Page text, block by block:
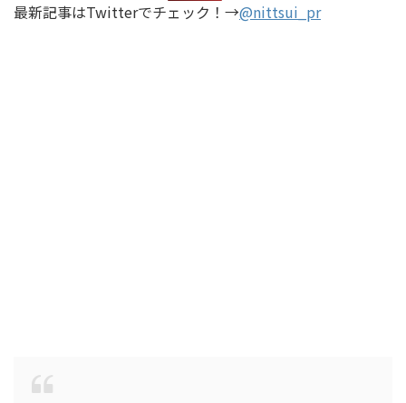
最新記事はTwitterでチェック！→@nittsui_pr